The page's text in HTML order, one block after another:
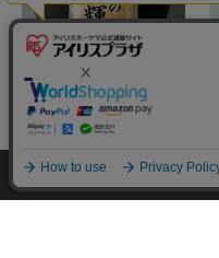
在庫切れ mail_outline入荷した
【15kg】令和7年産 和
の輝き 国産ブレンド 5
kg×3袋
イチオシ
¥6,980
HOME 探す